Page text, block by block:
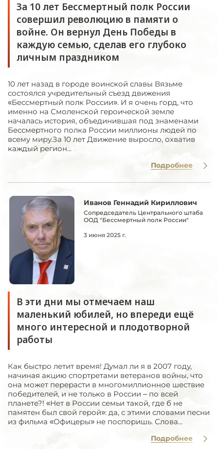
За 10 лет Бессмертный полк России
совершил революцию в памяти о
войне. Он вернул День Победы в
каждую семью, сделав его глубоко
личным праздником
10 лет назад в городе воинской славы Вязьме
состоялся учредительный съезд движения
«Бессмертный полк России». И я очень горд, что
именно на Смоленской героической земле
началась история, объединившая под знаменами
Бессмертного полка России миллионы людей по
всему миру.За 10 лет Движение выросло, охватив
каждый регион...
Подробнее
В эти дни мы отмечаем наш
маленький юбилей, но впереди ещё
много интересной и плодотворной
работы
Иванов Геннадий Кириллович
Сопредседатель Центрального штаба
ООД "Бессмертный полк России"
3 июня 2025 г.
Как быстро летит время! Думал ли я в 2007 году,
начиная акцию спортретами ветеранов войны, что
она может перерасти в многомиллионное шествие
победителей, и не только в России – по всей
планете?! «Нет в России семьи такой, где б не
памятен был свой герой»: да, с этими словами песни
из фильма «Офицеры» не поспоришь. Слова...
Подробнее